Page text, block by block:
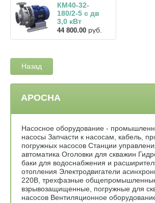
КМ40-32-
180/2-5 с дв
3,0 кВт
44 800.00 руб.
Назад
АРОСНА
Насосное оборудование -
насосы Запчасти к насосам, кабель,
погружных насосов Станции
автоматика Оголовки для скважин
баки для водоснабжения и
отопления Электродвигатели
220В, трехфазные
взрывозащищенные, погружные для
насосов Вентиляционное